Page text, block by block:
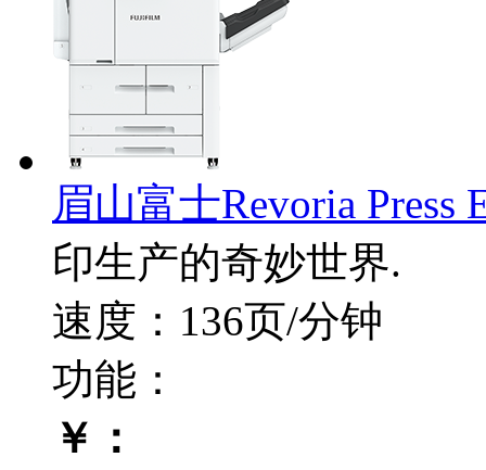
眉山富士Revoria Press
印生产的奇妙世界.
速度：136页/分钟
功能：
￥：